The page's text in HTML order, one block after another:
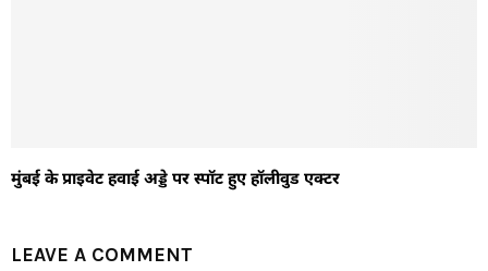
मुंबई के प्राइवेट हवाई अड्डे पर स्पॉट हुए हॉलीवुड एक्टर
LEAVE A COMMENT